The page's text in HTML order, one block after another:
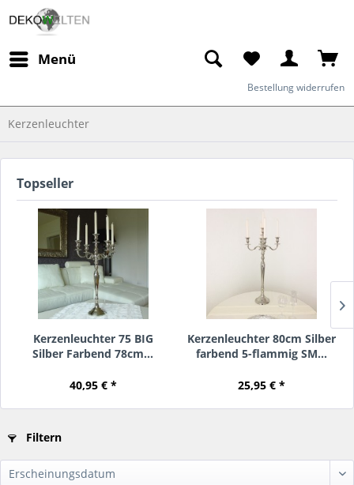
Menü
Bestellung widerrufen
Kerzenleuchter
Topseller
Kerzenleuchter 75 BIG
Silber Farbend 78cm...
40,95 € *
Kerzenleuchter 80cm Silber
farbend 5-flammig SM...
25,95 € *
Filtern